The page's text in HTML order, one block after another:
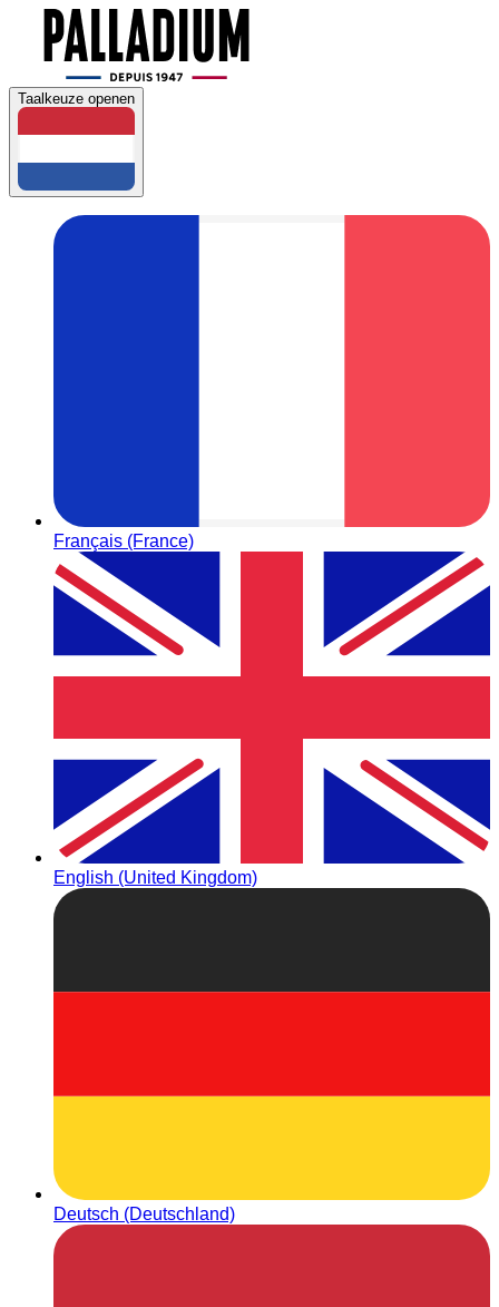
Taalkeuze openen
Français (France)
English (United Kingdom)
Deutsch (Deutschland)